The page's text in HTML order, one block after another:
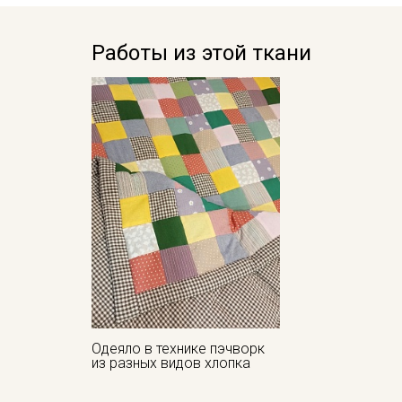
Работы из этой ткани
Одеяло в технике пэчворк
из разных видов хлопка